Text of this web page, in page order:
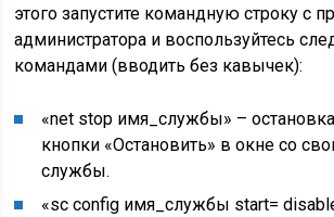
этого запустите командную строку с
администратора и воспользуйтесь
командами (вводить без кавычек):
«net stop имя_службы» –
кнопки «Остановить» в окне со
службы.
«sc config имя_службы start=